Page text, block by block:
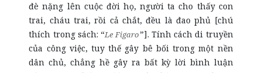
đè nặng lên cuộc đời họ, người ta cho thấy con
trai, cháu trai, rồi cả chắt, đều là đao phủ [chú
thích trong sách: “Le Figaro”]. Tính cách di truyền
của công việc, tuy thế gây bê bối trong một nền
dân chủ, chẳng hề gây ra bất kỳ lời bình luận